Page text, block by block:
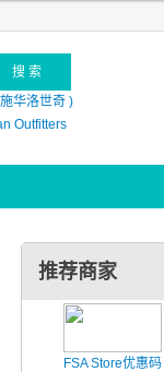
华洛世奇 )
Outfitters
推荐商家
FSA Store优惠码